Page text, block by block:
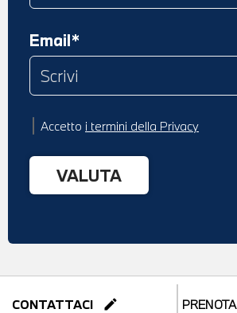
Email*
Accetto i termini della Privacy
CONTATTACI edit PRENOTA